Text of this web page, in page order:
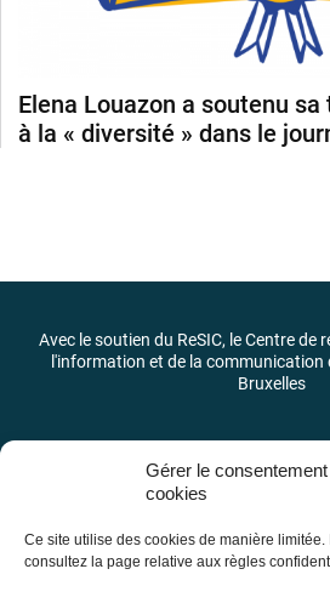
Gérer le
cookies
Ce site utilise des cookies de manière
consultez la page relative aux règles
Elena Louazon a soutenu
à la « diversité » dans le
Avec le soutien du ReSIC, le Centre de
l'information et de la communication
Bruxelles